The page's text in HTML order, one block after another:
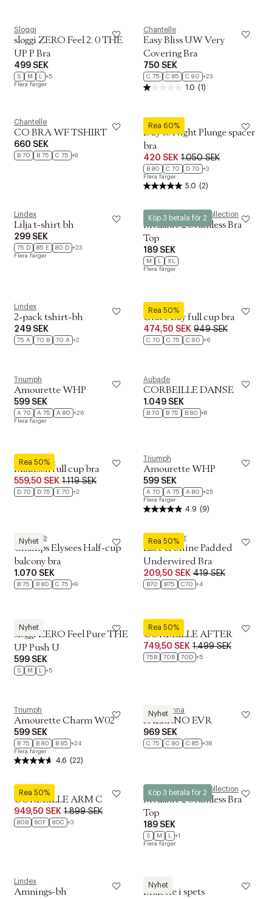
Sloggi
sloggi ZERO Feel 2. 0 THE
UP P Bra
499 SEK
S M L +5
Flera färger
Chantelle
Easy Bliss UW Very
Covering Bra
750 SEK
C 75 C 85 C 90 +23
1.0 (1)
Chantelle
CO BRA WF TSHIRT
660 SEK
B 70 B 75 C 75 +9
Rea 60%
Chantelle
Day to Night Plunge spacer
bra
420 SEK 1.050 SEK
B 80 C 70 D 70 +3
Flera färger
5.0 (2)
Lindex
Lilja t-shirt bh
299 SEK
75 D 85 E 80 D +23
Flera färger
Köp 3 betala för 2
Magasin du Nord Collection
Mellanie 2 Seamless Bra
Top
189 SEK
M L
XL
Flera färger
Lindex
2-pack tshirt-bh
249 SEK
75 A 70 B 70 A +2
Rea 50%
PrimaDonna
Grace Bay full cup bra
474,50 SEK 949 SEK
C 70 C 75 C 90 +6
Triumph
Amourette WHP
599 SEK
A 70 A 75 A 80 +26
Flera färger
Aubade
CORBEILLE DANSE
1.049 SEK
B 70 B 75 B 80 +8
Rea 50%
PrimaDonna
Madison full cup bra
559,50 SEK 1.119 SEK
D 70 D 75 E 70 +2
Triumph
Amourette WHP
599 SEK
A 70 A 75 A 80 +25
Flera färger
4.9 (9)
Nyhet
Chantelle
Champs Elysees Half-cup
balcony bra
1.070 SEK
B 75 B 80 C 75 +9
Rea 50%
Hunkemöller
Lace & Shine Padded
Underwired Bra
209,50 SEK 419 SEK
B70 B75 C70 +4
Nyhet
Sloggi
sloggi ZERO Feel Pure THE
UP Push U
599 SEK
S M L +5
Rea 50%
Aubade
CORBEILLE AFTER
749,50 SEK 1.499 SEK
75B 70B 70D +5
Triumph
Amourette Charm W02
599 SEK
B 75 B 80 B 85 +24
Flera färger
4.6 (22)
Nyhet
PrimaDonna
SALERNO EVR
969 SEK
C 75 C 80 C 85 +38
Rea 50%
Aubade
CORBEILLE ARM C
949,50 SEK 1.899 SEK
80B 80F 80C +3
Köp 3 betala för 2
Magasin du Nord Collection
Mellanie 2 Seamless Bra
Top
189 SEK
S M L +1
Flera färger
Lindex
Amnings-bh
Nyhet
Lindex
Bralette i spets